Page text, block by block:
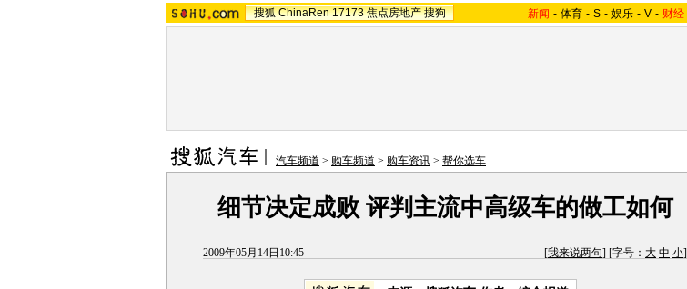
搜狐 ChinaRen 17173 焦点房地产 搜狗 新闻 - 体育 - S - 娱乐 - V - 财经
汽车频道 > 购车频道 > 购车资讯 > 帮你选车
细节决定成败 评判主流中高级车的做工如何
2009年05月14日10:45 [我来说两句] [字号： 大 中 小]